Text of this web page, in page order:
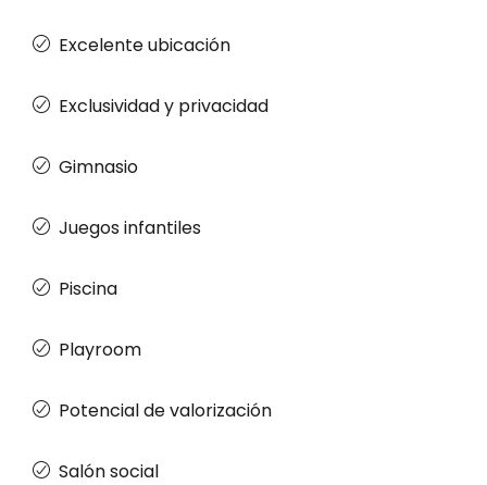
Excelente ubicación
Exclusividad y privacidad
Gimnasio
Juegos infantiles
Piscina
Playroom
Potencial de valorización
Salón social